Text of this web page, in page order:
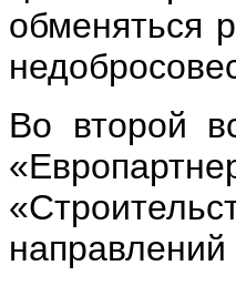
обменяться
Во второй